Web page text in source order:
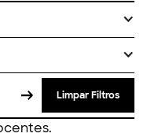
Limpar Filtros